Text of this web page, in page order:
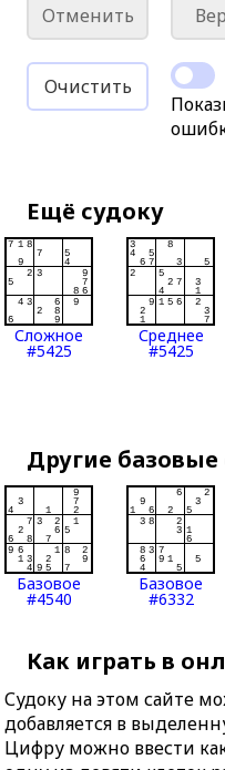
Отменить
Очистить
Ещё судоку
Сложное
#5425
Среднее
#5425
Другие базовые
Базовое
#4540
Базовое
#6332
Как играть в
Судоку на этом сайте
добавляется в
Цифру можно ввести